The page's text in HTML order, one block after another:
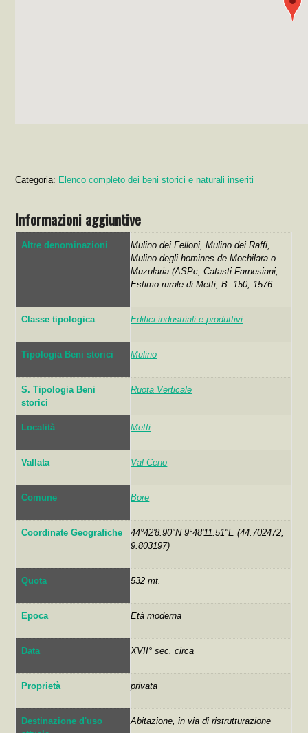
Categoria: Elenco completo dei beni storici e naturali inseriti
Informazioni aggiuntive
Altre denominazioni
Mulino dei Felloni, Mulino dei Raffi,
Mulino degli homines de Mochilara o
Muzularia (ASPc, Catasti Farnesiani,
Estimo rurale di Metti, B. 150, 1576.
Classe tipologica Edifici industriali e produttivi
Tipologia Beni storici Mulino
S. Tipologia Beni
storici
Ruota Verticale
Località Metti
Vallata Val Ceno
Comune Bore
Coordinate Geografiche
44°42'8.90"N 9°48'11.51"E (44.702472,
9.803197)
Quota 532 mt.
Epoca Età moderna
Data XVII° sec. circa
Proprietà privata
Destinazione d'uso
Abitazione, in via di ristrutturazione